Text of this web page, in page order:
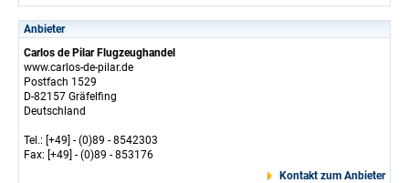
Anbieter
Carlos de Pilar Flugzeughandel
www.carlos-de-pilar.de
Postfach 1529
D-82157 Gräfelfing
Deutschland
Tel.: [+49] - (0)89 - 8542303
Fax: [+49] - (0)89 - 853176
Kontakt zum Anbieter